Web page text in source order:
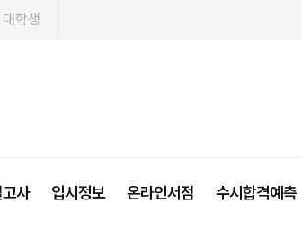
대학생
사 입시정보 온라인서점 수시합격예측